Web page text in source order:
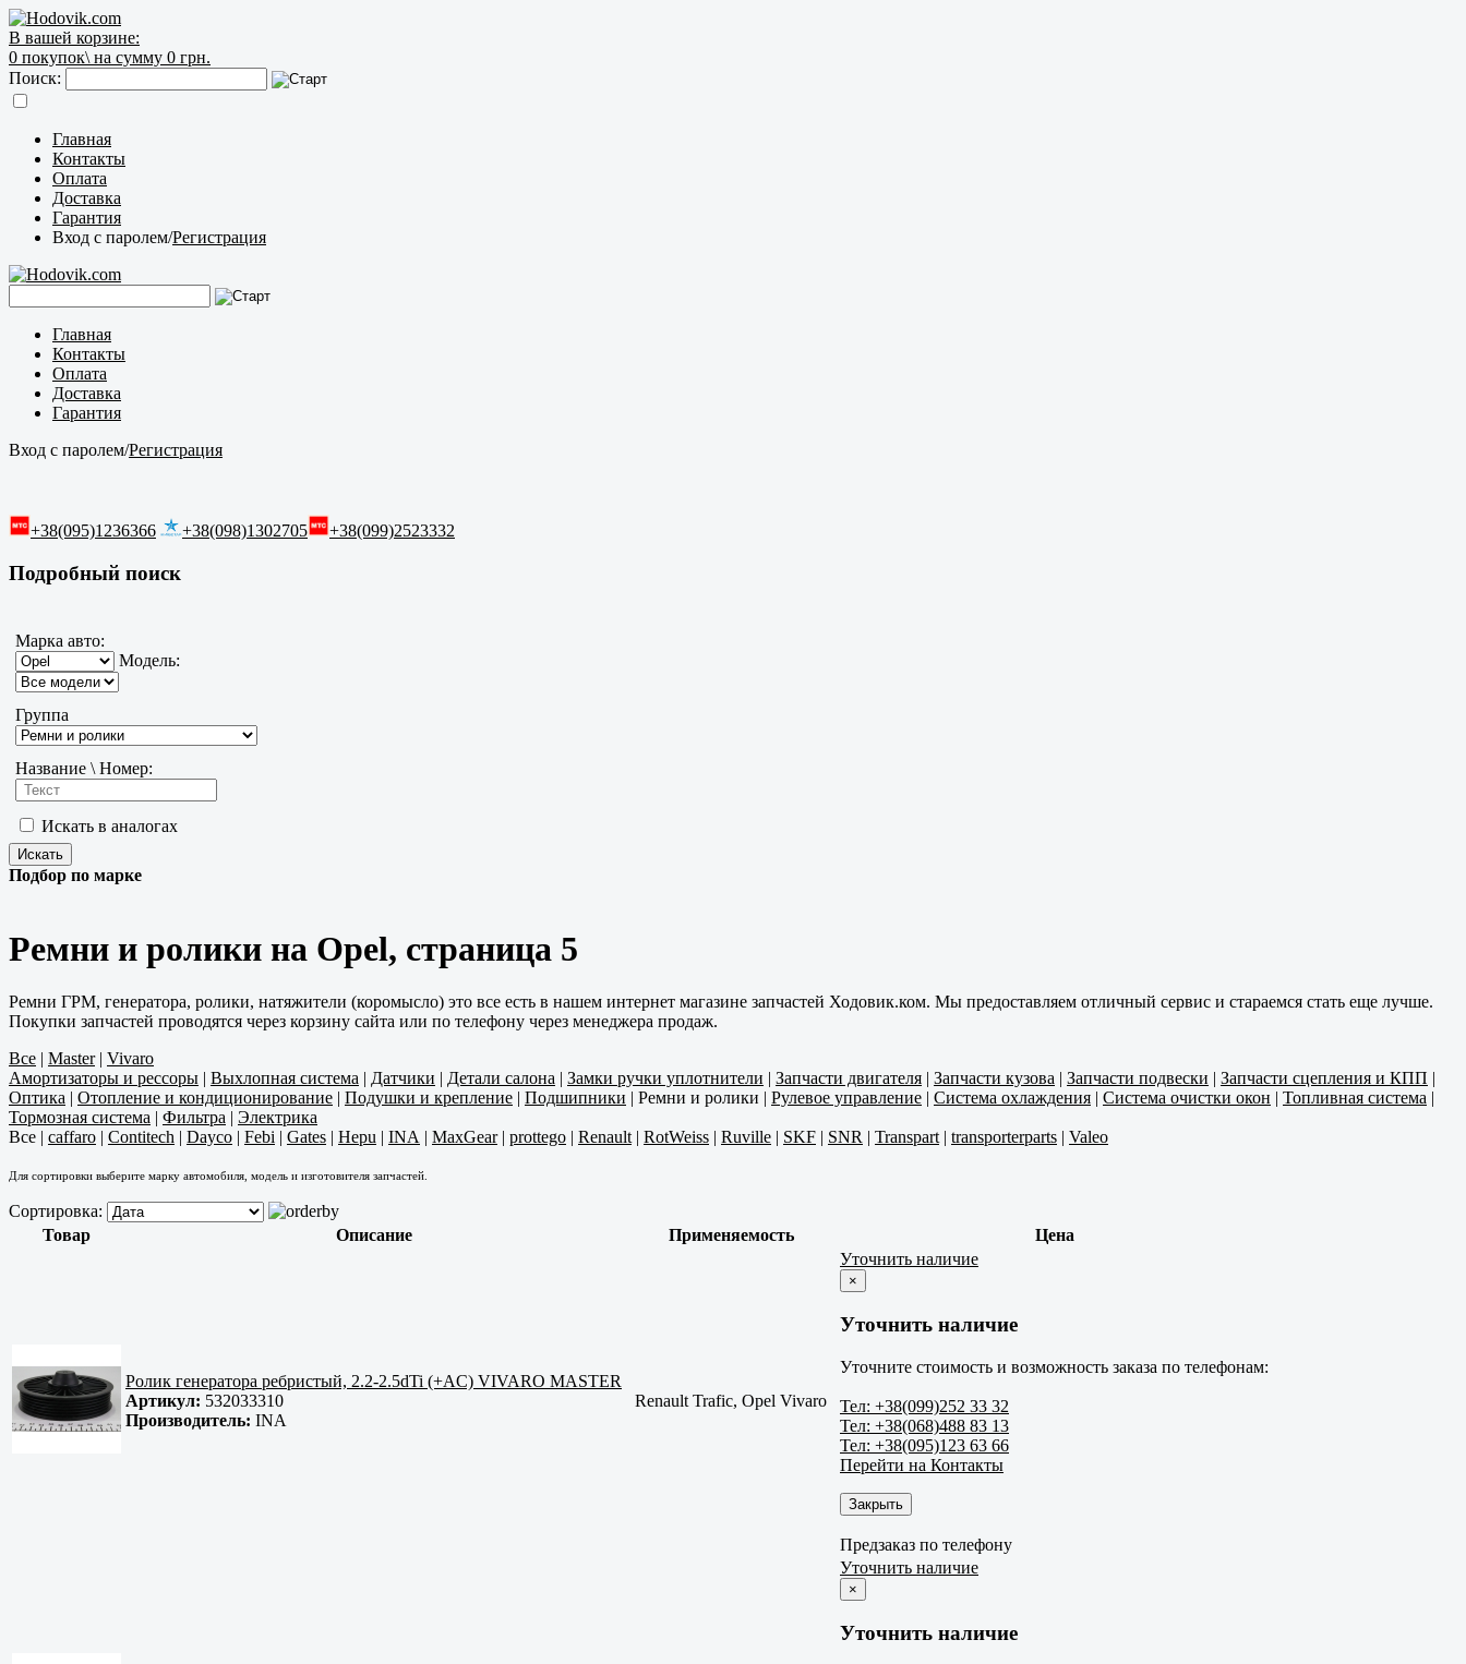
В вашей корзине:
0 покупок\ на сумму 0 грн.
Поиск:
Главная
Контакты
Оплата
Доставка
Гарантия
Вход с паролем/Регистрация
Главная
Контакты
Оплата
Доставка
Гарантия
Вход с паролем/Регистрация
+38(095)1236366 +38(098)1302705 +38(099)2523332
Подробный поиск
Марка авто:
Модель:
Группа
Название \ Номер:
Искать в аналогах
Подбор по марке
Ремни и ролики на Opel, страница 5
Ремни ГРМ, генератора, ролики, натяжители (коромысло) это все есть в нашем интернет магазине запчастей Ходовик.ком. Мы предоставляем отличный сервис и стараемся стать еще лучше.
Покупки запчастей проводятся через корзину сайта или по телефону через менеджера продаж.
Все | Master| Vivaro
Амортизаторы и рессоры | Выхлопная система | Датчики | Детали салона | Замки ручки уплотнители | Запчасти двигателя | Запчасти кузова | Запчасти подвески | Запчасти сцепления и КПП |
Оптика | Отопление и кондиционирование | Подушки и крепление | Подшипники | Ремни и ролики | Рулевое управление | Система охлаждения | Система очистки окон | Топливная система |
Тормозная система | Фильтра | Электрика
Все | caffaro | Contitech | Dayco | Febi | Gates | Hepu | INA | MaxGear| prottego | Renault | RotWeiss | Ruville | SKF | SNR | Transpart | transporterparts | Valeo
Для сортировки выберите марку автомобиля, модель и изготовителя запчастей.
Сортировка:
Товар
Описание Применяемость Цена
Ролик генератора ребристый, 2.2-2.5dTi (+AC) VIVARO MASTER
Артикул: 532033310
Производитель: INA
Renault Trafic, Opel Vivaro
Уточнить наличие
×
Уточнить наличие
Уточните стоимость и возможность заказа по телефонам:
Тел: +38(099)252 33 32
Тел: +38(068)488 83 13
Тел: +38(095)123 63 66
Перейти на Контакты
Закрыть
Предзаказ по телефону
Уточнить наличие
×
Уточнить наличие